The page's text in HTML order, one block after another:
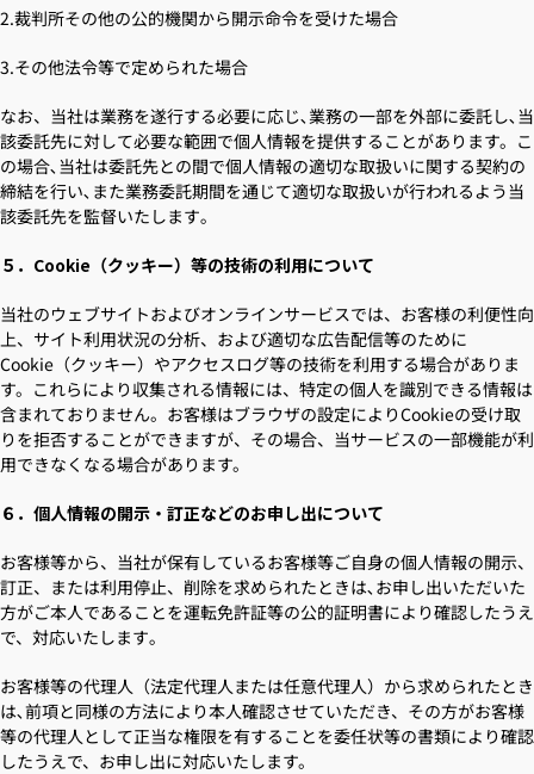
2.裁判所その他の公的機関から開示命令を受けた場合
3.その他法令等で定められた場合
なお、当社は業務を遂行する必要に応じ､業務の一部を外部に委託し､当
該委託先に対して必要な範囲で個人情報を提供することがあります。こ
の場合､当社は委託先との間で個人情報の適切な取扱いに関する契約の
締結を行い､また業務委託期間を通じて適切な取扱いが行われるよう当
該委託先を監督いたします｡
５．Cookie（クッキー）等の技術の利用について
当社のウェブサイトおよびオンラインサービスでは、お客様の利便性向
上、サイト利用状況の分析、および適切な広告配信等のために
Cookie（クッキー）やアクセスログ等の技術を利用する場合がありま
す。これらにより収集される情報には、特定の個人を識別できる情報は
含まれておりません。お客様はブラウザの設定によりCookieの受け取
りを拒否することができますが、その場合、当サービスの一部機能が利
用できなくなる場合があります。
６．個人情報の開示・訂正などのお申し出について
お客様等から、当社が保有しているお客様等ご自身の個人情報の開示、
訂正、または利用停止、削除を求められたときは､お申し出いただいた
方がご本人であることを運転免許証等の公的証明書により確認したうえ
で、対応いたします｡
お客様等の代理人（法定代理人または任意代理人）から求められたとき
は､前項と同様の方法により本人確認させていただき、その方がお客様
等の代理人として正当な権限を有することを委任状等の書類により確認
したうえで、お申し出に対応いたします。